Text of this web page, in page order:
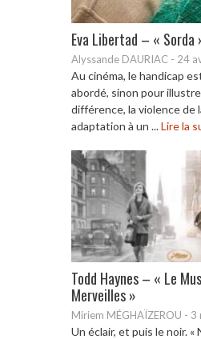
Eva Libertad – « Sorda
Alyssande DAURIAC - 24
Au cinéma, le handicap
abordé, sinon pour
différence, la violence de
adaptation à un ...Lire la
Todd Haynes – « Le
Merveilles »
Miriem MÉGHAÏZEROU - 3
Un éclair, et puis le noir. «